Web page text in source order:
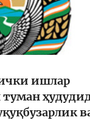
ишлар